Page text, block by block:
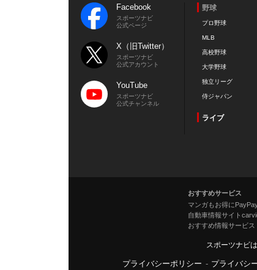
Facebook
スポーツナビ
公式ページ
X（旧Twitter）
スポーツナビ
公式アカウント
YouTube
スポーツナビ
公式チャンネル
野球
プロ野球
MLB
高校野球
大学野球
独立リーグ
侍ジャパン
ライブ
おすすめサービス
マンガもお得に
自動車情報サイト
おすすめ情報サービス
スポーツナビ
プライバシーポリシー - プライバシ